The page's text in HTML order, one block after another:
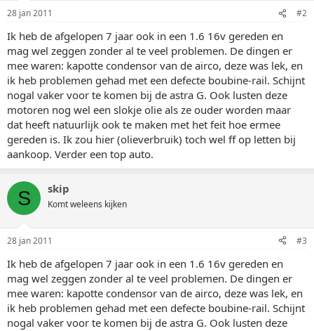
28 jan 2011 #2
Ik heb de afgelopen 7 jaar ook in een 1.6 16v gereden en
mag wel zeggen zonder al te veel problemen. De dingen er
mee waren: kapotte condensor van de airco, deze was lek, en
ik heb problemen gehad met een defecte boubine-rail. Schijnt
nogal vaker voor te komen bij de astra G. Ook lusten deze
motoren nog wel een slokje olie als ze ouder worden maar
dat heeft natuurlijk ook te maken met het feit hoe ermee
gereden is. Ik zou hier (olieverbruik) toch wel ff op letten bij
aankoop. Verder een top auto.
S skip
Komt weleens kijken
28 jan 2011 #3
Ik heb de afgelopen 7 jaar ook in een 1.6 16v gereden en
mag wel zeggen zonder al te veel problemen. De dingen er
mee waren: kapotte condensor van de airco, deze was lek, en
ik heb problemen gehad met een defecte boubine-rail. Schijnt
nogal vaker voor te komen bij de astra G. Ook lusten deze